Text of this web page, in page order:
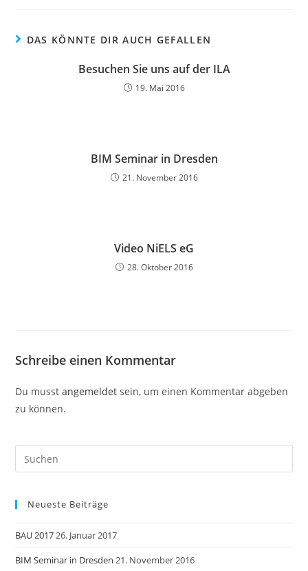
DAS KÖNNTE DIR AUCH GEFALLEN
Besuchen Sie uns auf der ILA
19. Mai 2016
BIM Seminar in Dresden
21. November 2016
Video NiELS eG
28. Oktober 2016
Schreibe einen Kommentar
Du musstangemeldet sein, um einen Kommentar abgeben
zu können.
Neueste Beiträge
BAU 201726. Januar 2017
BIM Seminar in Dresden 21. November 2016